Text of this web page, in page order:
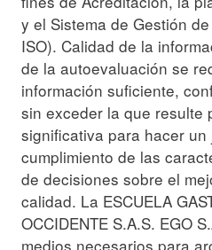
y el Sistema de Gestión
ISO). Calidad de la
de la autoevaluación se
información suficiente,
sin exceder la que resulte
significativa para hacer
cumplimiento de las
de decisiones sobre el
calidad. La ESCUELA
OCCIDENTE S.A.S. EGO
medios necesarios para